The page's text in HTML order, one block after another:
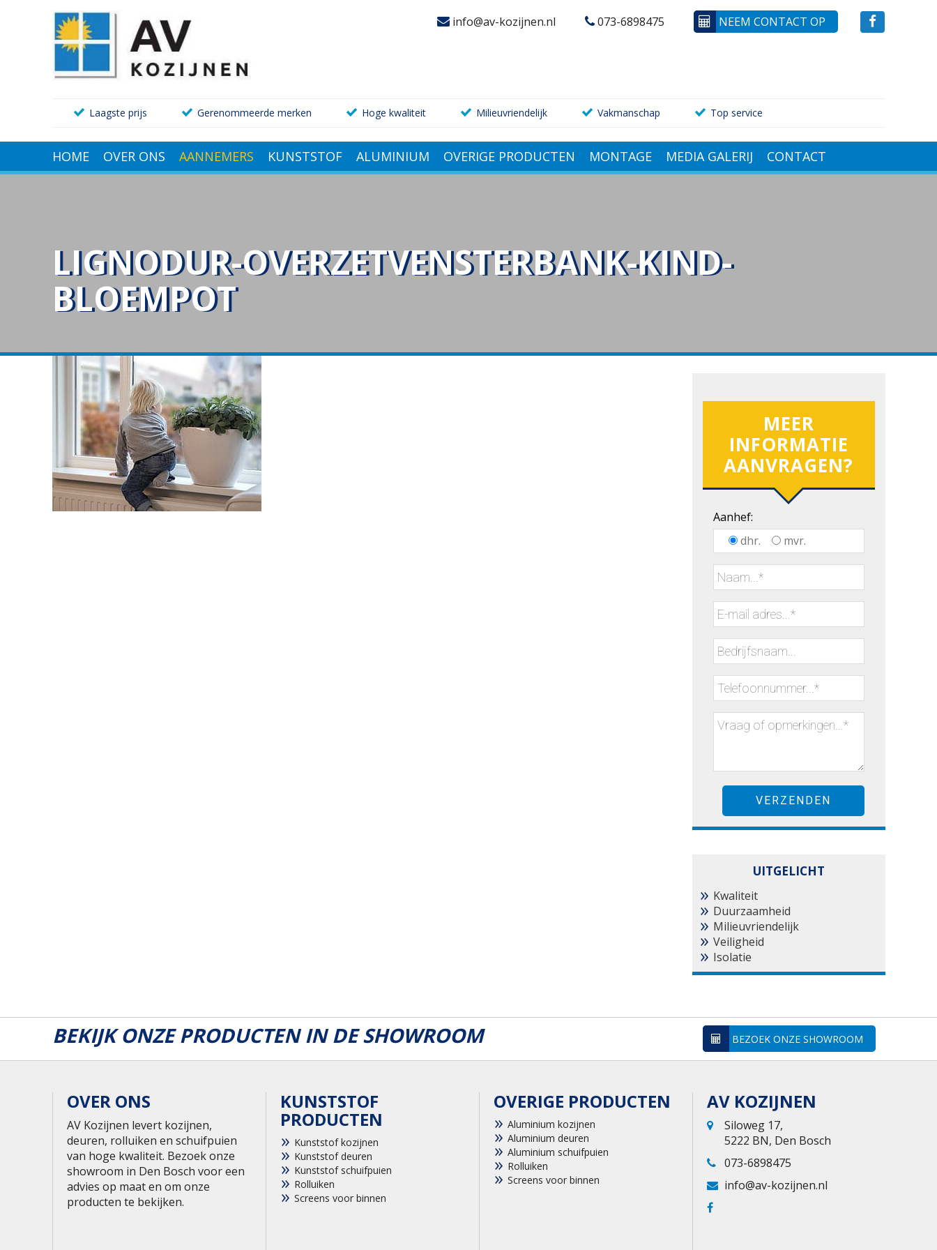
info@av-kozijnen.nl 073-6898475 NEEM CONTACT OP
Laagste prijs Gerenommeerde merken Hoge kwaliteit Milieuvriendelijk Vakmanschap Top service
HOME OVER ONS AANNEMERS KUNSTSTOF ALUMINIUM OVERIGE PRODUCTEN MONTAGE MEDIA GALERIJ CONTACT
LIGNODUR-OVERZETVENSTERBANK-KIND-
BLOEMPOT
MEER
INFORMATIE
AANVRAGEN?
Aanhef:
dhr.
mvr.
UITGELICHT
Kwaliteit
Duurzaamheid
Milieuvriendelijk
Veiligheid
Isolatie
BEKIJK ONZE PRODUCTEN IN DE SHOWROOM BEZOEK ONZE SHOWROOM
OVER ONS
AV Kozijnen levert kozijnen,
deuren, rolluiken en schuifpuien
van hoge kwaliteit. Bezoek onze
showroom in Den Bosch voor een
advies op maat en om onze
producten te bekijken.
KUNSTSTOF
PRODUCTEN
Kunststof kozijnen
Kunststof deuren
Kunststof schuifpuien
Rolluiken
Screens voor binnen
OVERIGE PRODUCTEN
Aluminium kozijnen
Aluminium deuren
Aluminium schuifpuien
Rolluiken
Screens voor binnen
AV KOZIJNEN
Siloweg 17,
5222 BN, Den Bosch
073-6898475
info@av-kozijnen.nl